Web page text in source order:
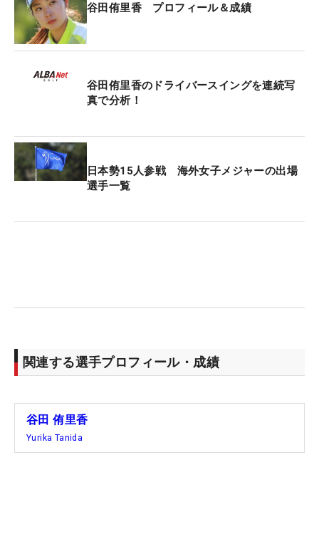
―トレーニングも、これまでとはメニューを一新し
た
ただいていたけれど、疲れが出てしまって取り組め
なかった部分があった。現状維持を目的にしてたの
のオフは、トレーニングをメーンにやっていこうと
決めていました。一番ここには気も時間も使って。
週3、4回はしっかりと時間を取って向き合い、筋量
いのかなと思い、それをきっかけにフィッティング
を受けたら、アイアンのシャフトが少し合ってない
少しクセがあるものでした。新しいのは（スイング
谷田侑里香 プロフィール＆成績
谷田侑里香のドライバースイングを連続写
真で分析！
日本勢15人参戦 海外女子メジャーの出場
選手一覧
関連する選手プロフィール・成績
谷田 侑里香
Yurika Tanida